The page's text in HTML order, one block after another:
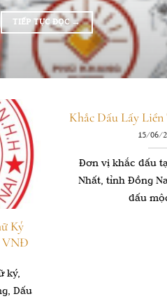
TIẾP TỤC ĐỌC →
Ký
VNĐ
ký,
Dấu
Khắc Dấu Lấy
15/06/
Đơn vị khắc dấu
Nhất, tỉnh Đồng
dấu